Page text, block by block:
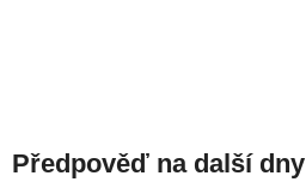
Předpověď na další dny